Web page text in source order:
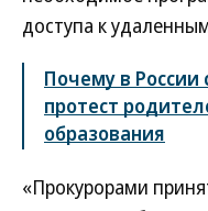
доступа к
Почему в России
протест
образования
«Прокурорами